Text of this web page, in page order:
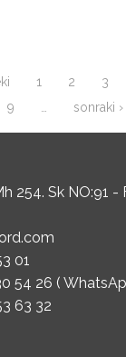
hakkında
1 2 3
9 … sonraki ›
254. Sk NO:91 -
01
54 26 (
63 32